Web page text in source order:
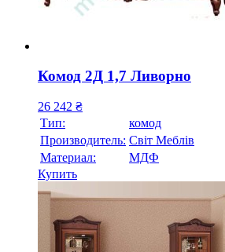
Комод 2Д 1,7 Ливорно
26 242 ₴
Тип:
комод
Производитель: Свiт Меблiв
Материал:
МДФ
Купить